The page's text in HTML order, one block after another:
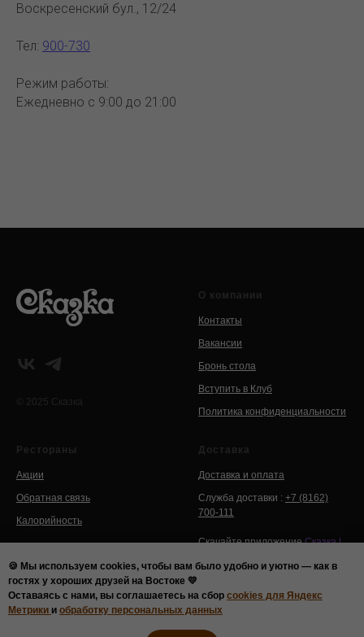
Воскресенский бул., 12/24
Тел: 900-730
Режим работы:
Ежедневно с 9:00 до 21:00
© 2025 Сказка
О компании
Контакты
Вакансии
Бронь стола
Вступить в Клуб
Политика конфиденциальности
Рестораны
Акции
Обратная связь
Калорийность
Доставка
Доставка и оплата
Служба доставки : +7 (8162)
700-111
Скачайте приложениеСказка |
кэшбек до 10% на бонусный
🍪 Мы используем cookies, чтобы вам было удобно и уютно — как в
гостях у хороших друзей на Востоке 💛
Оставаясь с нами, вы соглашаетесь на сбор cookies для Яндекс
Метрики и обработку персональных данных